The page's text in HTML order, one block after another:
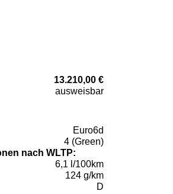
13.210,00 €
ausweisbar
Euro6d
4 (Green)
nach WLTP:
6,1 l/100km
124 g/km
D